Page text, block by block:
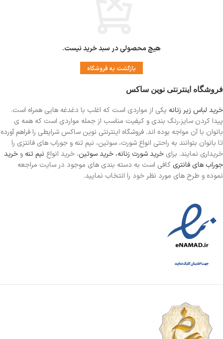
هیچ محصولی در سبد خرید نیست.
بازگشت به فروشگاه
فروشگاه اینترنتی نوین ساکس
خرید لباس زیر زنانه یکی از مواردی است که اغلب با دغدغه هایی همراه است.
پیدا کردن سایز،رنگ بندی و کیفیت مناسب از جمله مواردی است که همه ی
بانوان با آن مواجه بوده اند. فروشگاه اینترنتی نوین ساکس شرایطی را فراهم آورده
تا بانوان بتوانند به راحتی انواع شورت، سوتین، نیم تنه و جوراب های فانتزی را
خریداری نمایند. برای خرید شورت زنانه، خرید سوتین، خرید انواع نیم تنه و خرید
جوراب های فانتری کافی است به دسته بندی های موجود در سایت مراجعه
نموده و طرح های مورد نظر خود را انتخاب نمایید.